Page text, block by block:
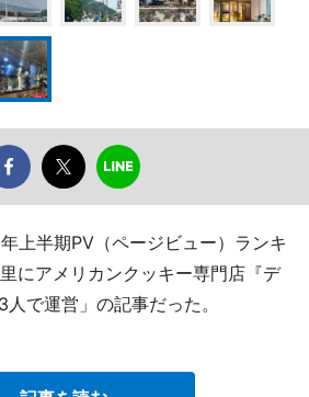
上半期PV（ページビュー）ランキ
にアメリカンクッキー専門店『デ
で運営」の記事だった。